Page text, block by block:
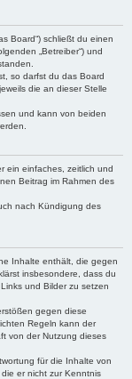
Board“) schließt du einen
„Betreiber“) und
so darfst du das Board
die an dieser Stelle
und kann von beiden
ein einfaches, zeitlich und
Beitrag im Rahmen des
nach Kündigung des
Inhalte enthält, die gegen
insbesondere, dass du
und Bilder zu setzen
gegen diese
Regeln kann der
von der Nutzung dieses
für die Inhalte von
er nicht zur Kenntnis